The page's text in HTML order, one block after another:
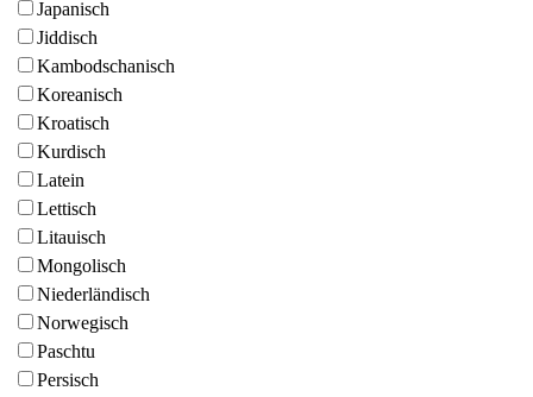
Japanisch
Jiddisch
Kambodschanisch
Koreanisch
Kroatisch
Kurdisch
Latein
Lettisch
Litauisch
Mongolisch
Niederländisch
Norwegisch
Paschtu
Persisch